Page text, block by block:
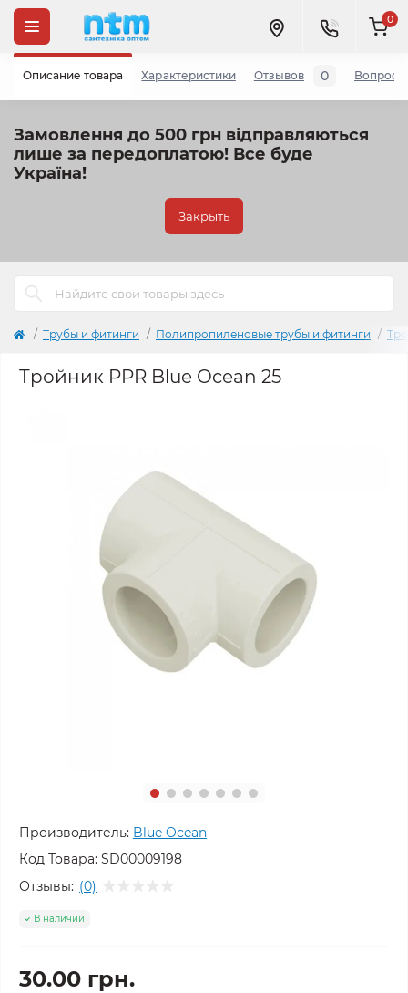
Замовлення до 500 грн відправляються
лише за передоплатою! Все буде
Україна!
Закрыть
0
Трубы и фитинги Полипропиленовые трубы и фитинги
Тройник PPR Blue Ocean 25
Производитель: Blue Ocean
Код Товара: SD00009198
Отзывы: (0)
В наличии
30.00 грн.
Описание товара Характеристики Отзывов 0 Вопросы